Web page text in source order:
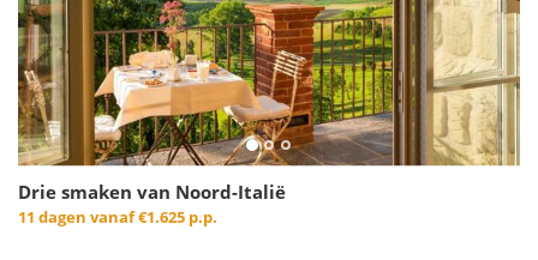
Drie smaken van Noord-Italië
11 dagen vanaf€1.625 p.p.